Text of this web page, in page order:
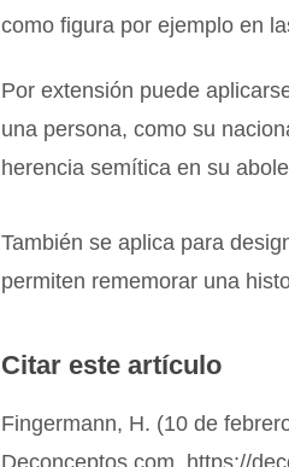
como figura por ejemplo en
Por extensión puede
una persona, como su
herencia semítica en su
También se aplica para
permiten rememorar una
Citar este artículo
Fingermann, H. (10 de
Deconceptos.com. https://